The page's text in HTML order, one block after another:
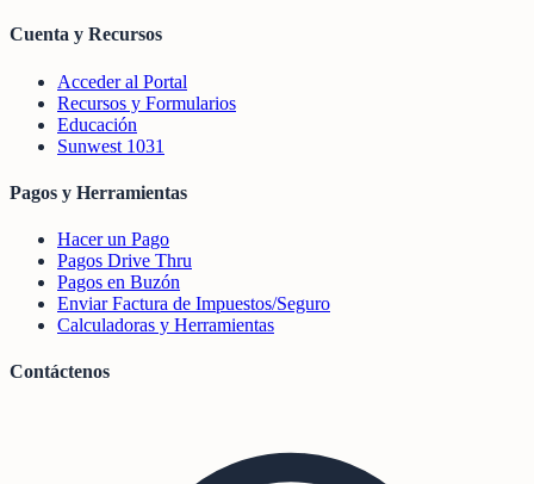
Cuenta y Recursos
Acceder al Portal
Recursos y Formularios
Educación
Sunwest 1031
Pagos y Herramientas
Hacer un Pago
Pagos Drive Thru
Pagos en Buzón
Enviar Factura de Impuestos/Seguro
Calculadoras y Herramientas
Contáctenos